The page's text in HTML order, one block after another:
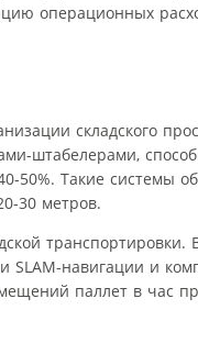
операционных
складского
штабелерами,
50%. Такие системы
30 метров.
транспортировки.
SLAM-навигации и
паллет в час